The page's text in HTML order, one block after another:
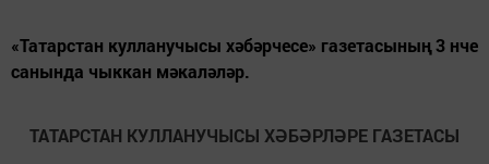
«Татарстан кулланучысы хәбәрчесе» газетасының 3 нче
санында чыккан мәкаләләр.
ТАТАРСТАН КУЛЛАНУЧЫСЫ ХӘБӘРЛӘРЕ ГАЗЕТАСЫ